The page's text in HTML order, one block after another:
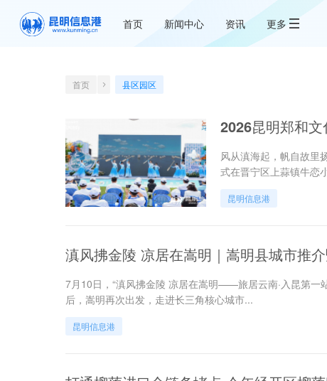
首页 新闻中心 资讯 更多
首页 县区园区
2026昆明郑和
风从滇海起，帆自故里
式在晋宁区上蒜镇牛恋
昆明信息港
滇风拂金陵 凉居在嵩明｜嵩明县城市推
7月10日，“滇风拂金陵 凉居在嵩明——旅居云南·入昆第一
后，嵩明再次出发，走进长三角核心城市...
昆明信息港